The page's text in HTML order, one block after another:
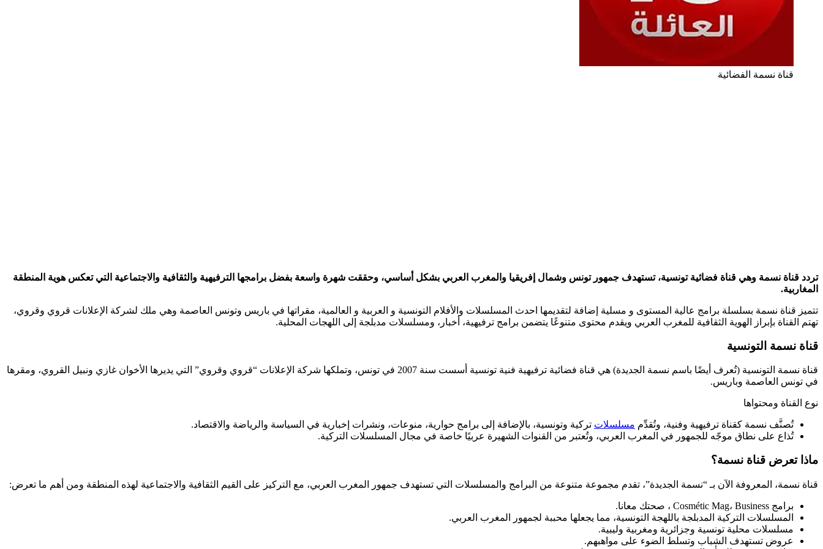
قناة نسمة الفضائية
تردد قناة نسمة وهي قناة فضائية تونسية، تستهدف جمهور تونس وشمال إفريقيا والمغرب العربي بشكل أساسي، وحققت شهرة واسعة بفضل برامجها الترفيهية والثقافية والاجتماعية التي تعكس هوية المنطقة
المغاربية.
تتميز قناة نسمة بسلسلة برامج عالية المستوى و مسلية إضافة لتقديمها احدث المسلسلات والأفلام التونسية و العربية و العالمية، مقراتها في باريس وتونس العاصمة وهي ملك لشركة الإعلانات قروي وقروي،
تهتم القناة بإبراز الهوية الثقافية للمغرب العربي ويقدم محتوى متنوعًا يتضمن برامج ترفيهية، أخبار، ومسلسلات مدبلجة إلى اللهجات المحلية.
قناة نسمة التونسية
قناة نسمة التونسية (تُعرف أيضًا باسم نسمة الجديدة) هي قناة فضائية ترفيهية فنية تونسية أسست سنة 2007 في تونس، وتملكها شركة الإعلانات “قروي وقروي” التي يديرها الأخوان غازي ونبيل القروي، ومقرها
في تونس العاصمة وباريس.
نوع القناة ومحتواها
تُصنَّف نسمة كقناة ترفيهية وفنية، وتُقدِّم مسلسلات تركية وتونسية، بالإضافة إلى برامج حوارية، منوعات، ونشرات إخبارية في السياسة والرياضة والاقتصاد.
تُذاع على نطاق موجّه للجمهور في المغرب العربي، وتُعتبر من القنوات الشهيرة عربيًا خاصة في مجال المسلسلات التركية.
ماذا تعرض قناة نسمة؟
قناة نسمة، المعروفة الآن بـ “نسمة الجديدة”، تقدم مجموعة متنوعة من البرامج والمسلسلات التي تستهدف جمهور المغرب العربي، مع التركيز على القيم الثقافية والاجتماعية لهذه المنطقة ومن أهم ما تعرض:
برامج Cosmétic Mag، Business ، صحتك معانا.
المسلسلات التركية المدبلجة باللهجة التونسية، مما يجعلها محببة لجمهور المغرب العربي.
مسلسلات محلية تونسية وجزائرية ومغربية وليبية.
عروض تستهدف الشباب وتسلط الضوء على مواهبهم.